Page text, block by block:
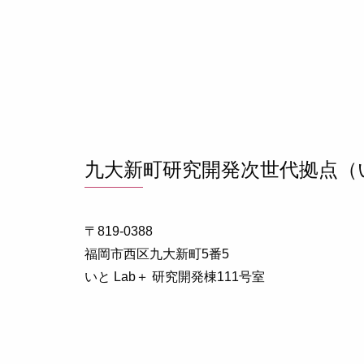
九大新町研究開発次世代拠点（
〒819-0388
福岡市⻄区九大新町5番5
いと Lab＋ 研究開発棟111号室